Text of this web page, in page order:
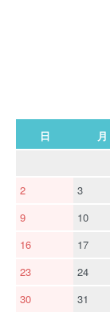
日 月
2
3
9
10
16
17
23
24
30
31